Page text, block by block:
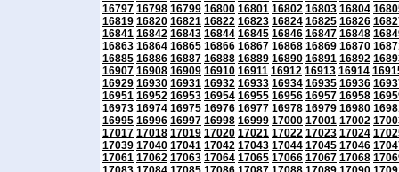
16797 16798 16799 16800 16801 16802 16803 16804
16819 16820 16821 16822 16823 16824 16825 16826
16841 16842 16843 16844 16845 16846 16847 16848
16863 16864 16865 16866 16867 16868 16869 16870
16885 16886 16887 16888 16889 16890 16891 16892
16907 16908 16909 16910 16911 16912 16913 16914
16929 16930 16931 16932 16933 16934 16935 16936
16951 16952 16953 16954 16955 16956 16957 16958
16973 16974 16975 16976 16977 16978 16979 16980
16995 16996 16997 16998 16999 17000 17001 17002
17017 17018 17019 17020 17021 17022 17023 17024
17039 17040 17041 17042 17043 17044 17045 17046
17061 17062 17063 17064 17065 17066 17067 17068